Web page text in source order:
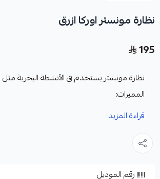
نظارة مونستر اوركا ازرق
195
نظارة مونستر يستخدم في الأنشطة البحرية
المميزات:
تصميم مريح يناسب الوجه بشكل جيد
من أفضل التصاميم المناسبة على أغلب
قراءة المزيد
رقم الموديل